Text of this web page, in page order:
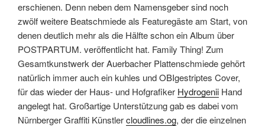
erschienen. Denn neben dem Namensgeber sind noch
zwölf weitere Beatschmiede als Featuregäste am Start, von
denen deutlich mehr als die Hälfte schon ein Album über
POSTPARTUM. veröffentlicht hat. Family Thing! Zum
Gesamtkunstwerk der Auerbacher Plattenschmiede gehört
natürlich immer auch ein kuhles und OBIgestriptes Cover,
für das wieder der Haus- und Hofgrafiker Hydrogenii Hand
angelegt hat. Großartige Unterstützung gab es dabei vom
Nürnberger Graffiti Künstlercloudlines.og, der die einzelnen